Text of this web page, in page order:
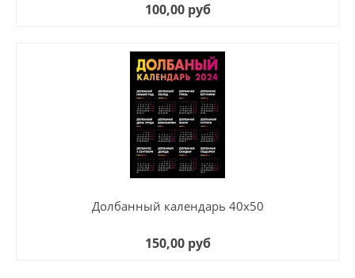
100,00 руб
Долбанный календарь 40х50
150,00 руб